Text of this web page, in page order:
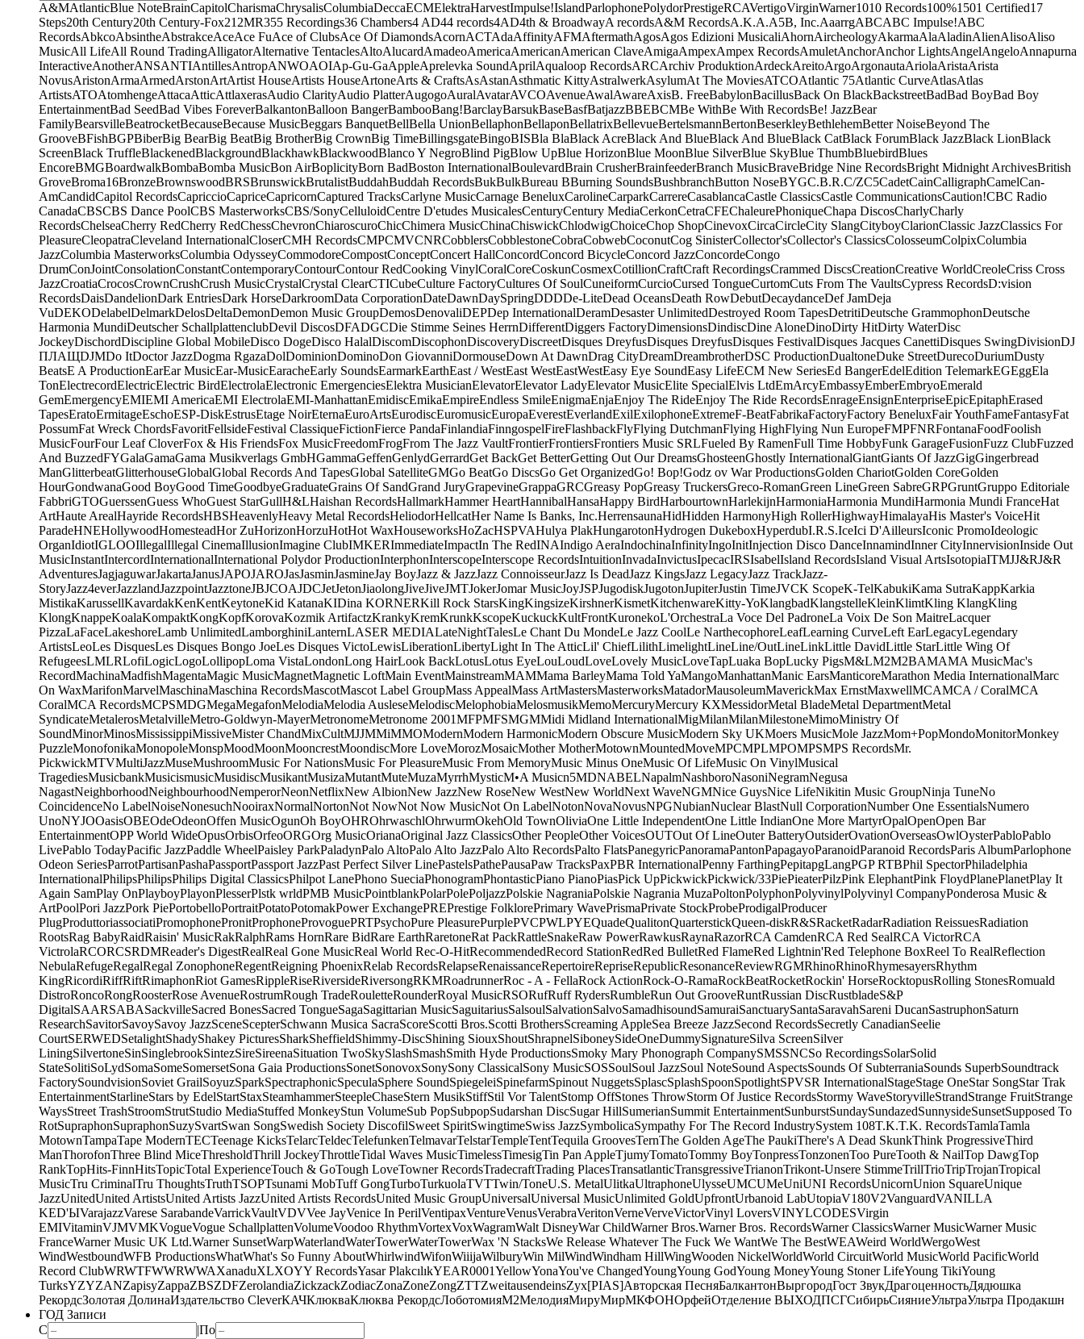
A&MAtlanticBlue NoteBrainCapitolCharismaChrysalisColumbiaDeccaECMElektraHarvestImpulse!IslandParlophonePolydorPrestigeRCAVertigoVirginWarner1010 Records100%1501 Certified17
Steps20th Century20th Century-Fox21 2MR355 Recordings36 Chambers4 AD44 records4AD4th & BroadwayA recordsA&M RecordsA.K.A.A5B, Inc.AaarrgABCABC Impulse!ABC
RecordsAbkcoAbsintheAbstrakceAceAce FuAce of ClubsAce Of DiamondsAcornACTAdaAffinityAFMAftermathAgosAgos Edizioni MusicaliAhornAircheologyAkarmaAlaAladinAlienAlisoAliso
MusicAll LifeAll Round TradingAlligatorAlternative TentaclesAltoAlucardAmadeoAmericaAmericanAmerican ClaveAmigaAmpexAmpex RecordsAmuletAnchorAnchor LightsAngelAngeloAnnapurna
InteractiveAnotherANSANTIAntillesAntropANWOAOIAp-Gu-GaAppleAprelevka SoundAprilAqualoop RecordsARCArchiv ProduktionArdeckAreitoArgoArgonautaAriolaAristaArista
NovusAristonArmaArmedArstonArtArtist HouseArtists HouseArtoneArts & CraftsAsAstanAsthmatic KittyAstralwerkAsylumAt The MoviesATCOAtlantic 75Atlantic CurveAtlasAtlas
ArtistsATOAtomhengeAttacaAtticAttlaxerasAudio ClarityAudio PlatterAugogoAuralAvatarAVCOAvenueAwalAwareAxisB. FreeBabylonBacillusBack On BlackBackstreetBadBad BoyBad Boy
EntertainmentBad SeedBad Vibes ForeverBalkantonBalloon BangerBambooBang!BarclayBarsukBaseBasfBatjazzBBEBCMBe WithBe With RecordsBe! JazzBear
FamilyBearsvilleBeatrocketBecauseBecause MusicBeggars BanquetBellBella UnionBellaphonBellaponBellatrixBellevueBertelsmannBertonBeserkleyBethlehemBetter NoiseBeyond The
GrooveBFishBGPBiberBig BearBig BeatBig BrotherBig CrownBig TimeBillingsgateBingoBISBla BlaBlack AcreBlack And BlueBlack And BlueBlack CatBlack ForumBlack JazzBlack LionBlack
ScreenBlack TruffleBlackenedBlackgroundBlackhawkBlackwoodBlanco Y NegroBlind PigBlow UpBlue HorizonBlue MoonBlue SilverBlue SkyBlue ThumbBluebirdBlues
EncoreBMGBoardwalkBombaBomba MusicBon AirBoplicityBorn BadBoston InternationalBoulevardBrain CrusherBrainfeederBranch MusicBraveBridge Nine RecordsBright Midnight ArchivesBritish
GroveBroma16BronzeBrownswoodBRSBrunswickBrutalistBuddahBuddah RecordsBukBulkBureau BBurning SoundsBushbranchButton NoseBYGC.B.R.C/ZC5CadetCainCalligraphCamelCan-
AmCandidCapitol RecordsCapriccioCapriceCapricornCaptured TracksCarlyne MusicCarnage BeneluxCarolineCarparkCarrereCasablancaCastle ClassicsCastle CommunicationsCaution!CBC Radio
CanadaCBSCBS Dance PoolCBS MasterworksCBS/SonyCelluloidCentre D'etudes MusicalesCenturyCentury MediaCerkonCetraCFEChaleurePhoniqueChapa DiscosCharlyCharly
RecordsChelseaCherry RedCherry RedChessChevronChiaroscuroChicChimera MusicChinaChiswickChlodwigChoiceChop ShopCinevoxCircaCircleCity SlangCityboyClarionClassic JazzClassics For
PleasureCleopatraCleveland InternationalCloserCMH RecordsCMPCMVCNRCobblersCobblestoneCobraCobwebCoconutCog SinisterCollector'sCollector's ClassicsColosseumColpixColumbia
JazzColumbia MasterworksColumbia OdysseyCommodoreCompostConceptConcert HallConcordConcord BicycleConcord JazzConcordeCongo
DrumConJointConsolationConstantContemporaryContourContour RedCooking VinylCoralCoreCoskunCosmexCotillionCraftCraft RecordingsCrammed DiscsCreationCreative WorldCreoleCriss Cross
JazzCroatiaCrocosCrownCrushCrush MusicCrystalCrystal ClearCTICubeCulture FactoryCultures Of SoulCuneiformCurcioCursed TongueCurtomCuts From The VaultsCypress RecordsD:vision
RecordsDaisDandelionDark EntriesDark HorseDarkroomData CorporationDateDawnDaySpringDDDDe-LiteDead OceansDeath RowDebutDecaydanceDef JamDeja
VuDEKODelabelDelmarkDelosDeltaDemonDemon Music GroupDemosDenovaliDEPDep InternationalDeramDesaster UnlimitedDestroyed Room TapesDetritiDeutsche GrammophonDeutsche
Harmonia MundiDeutscher SchallplattenclubDevil DiscosDFADGCDie Stimme Seines HerrnDifferentDiggers FactoryDimensionsDindiscDine AloneDinoDirty HitDirty WaterDisc
JockeyDischordDiscipline Global MobileDisco DogeDisco HalalDiscomDiscophonDiscoveryDiscreetDisques DreyfusDisques DreyfusDisques FestivalDisques Jacques CanettiDisques SwingDivisionDJ
ПЛАЩDJMDo ItDoctor JazzDogma RgazaDolDominionDominoDon GiovanniDormouseDown At DawnDrag CityDreamDreambrotherDSC ProductionDualtoneDuke StreetDurecoDuriumDusty
BeatsE A ProductionEarEar MusicEar-MusicEaracheEarly SoundsEarmarkEarthEast / WestEast WestEastWestEasy Eye SoundEasy LifeECM New SeriesEd BangerEdelEdition TelemarkEGEggEla
TonElectrecordElectricElectric BirdElectrolaElectronic EmergenciesElektra MusicianElevatorElevator LadyElevator MusicElite SpecialElvis LtdEmArcyEmbassyEmberEmbryoEmerald
GemEmergencyEMIEMI AmericaEMI ElectrolaEMI-ManhattanEmidiscEmikaEmpireEndless SmileEnigmaEnjaEnjoy The RideEnjoy The Ride RecordsEnrageEnsignEnterpriseEpicEpitaphErased
TapesEratoErmitageEschoESP-DiskEstrusEtage NoirEternaEuroArtsEurodiscEuromusicEuropaEverestEverlandExilExilophoneExtremeF-BeatFabrikaFactoryFactory BeneluxFair YouthFameFantasyFat
PossumFat Wreck ChordsFavoritFellsideFestival ClassiqueFictionFierce PandaFinlandiaFinngospelFireFlashbackFlyFlying DutchmanFlying HighFlying Nun EuropeFMPFNRFontanaFoodFoolish
MusicFourFour Leaf CloverFox & His FriendsFox MusicFreedomFrogFrom The Jazz VaultFrontierFrontiersFrontiers Music SRLFueled By RamenFull Time HobbyFunk GarageFusionFuzz ClubFuzzed
And BuzzedFYGalaGamaGama Musikverlags GmbHGammaGeffenGenlydGerrardGet BackGet BetterGetting Out Our DreamsGhosteenGhostly InternationalGiantGiants Of JazzGigGingerbread
ManGlitterbeatGlitterhouseGlobalGlobal Records And TapesGlobal SatelliteGMGo BeatGo DiscsGo Get OrganizedGo! Bop!Godz ov War ProductionsGolden ChariotGolden CoreGolden
HourGondwanaGood BoyGood TimeGoodbyeGraduateGrains Of SandGrand JuryGrapevineGrappaGRCGreasy PopGreasy TruckersGreco-RomanGreen LineGreen SabreGRPGruntGruppo Editoriale
FabbriGTOGuerssenGuess WhoGuest StarGullH&LHaishan RecordsHallmarkHammer HeartHannibalHansaHappy BirdHarbourtownHarlekijnHarmoniaHarmonia MundiHarmonia Mundi FranceHat
ArtHaute ArealHayride RecordsHBSHeavenlyHeavy Metal RecordsHeliodorHellcatHer Name Is Banks, Inc.HerrensaunaHidHidden HarmonyHigh RollerHighwayHimalayaHis Master's VoiceHit
ParadeHNEHollywoodHomesteadHor ZuHorizonHorzuHotHot WaxHouseworksHoZacHSPVAHulya PlakHungarotonHydrogen DukeboxHyperdubI.R.S.IceIci D'AilleursIconic PromoIdeologic
OrganIdiotIGLOOIllegalIllegal CinemaIllusionImagine ClubIMKERImmediateImpactIn The RedINAIndigo AeraIndochinaInfinityIngoInitInjection Disco DanceInnamindInner CityInnervisionInside Out
MusicInstantIntercordInternationalInternational Polydor ProductionInterphonInterscopeInterscope RecordsIntuitionInvadaInvictusIpecacIRSIsabelIsland RecordsIsland Visual ArtsIsotopiaITMJJ&RJ&R
AdventuresJagjaguwarJakartaJanusJAPOJAROJasJasminJasmineJay BoyJazz & JazzJazz ConnoisseurJazz Is DeadJazz KingsJazz LegacyJazz TrackJazz-
StoryJazz4everJazzlandJazzpointJazztoneJBJCOAJDCJetJetonJiaolongJiveJiveJMTJokerJomar MusicJoyJSPJugodiskJugotonJupiterJustin TimeJVCK ScopeK-TelKabukiKama SutraKappKarkia
MistikaKarussellKavardakKenKentKeytoneKid KatanaKIDina KORNERKill Rock StarsKingKingsizeKirshnerKismetKitchenwareKitty-YoKlangbadKlangstelleKleinKlimtKling KlangKling
KlongKnappeKoalaKompaktKongKopfKorovaKozmik ArtifactzKrankyKremKrunkKscopeKuckuckKultFrontKuronekoL'OrchestraLa Voce Del PadroneLa Voix De Son MaitreLacquer
PizzaLaFaceLakeshoreLamb UnlimitedLamborghiniLanternLASER MEDIALateNightTalesLe Chant Du MondeLe Jazz CoolLe NarthecophoreLeafLearning CurveLeft EarLegacyLegendary
ArtistsLeoLes DisquesLes Disques Bongo JoeLes Disques VictoLewisLiberationLibertyLight In The AtticLil' ChiefLilithLimelightLineLine/OutLineLinkLittle DavidLittle StarLittle Wing Of
RefugeesLMLRLofiLogicLogoLollipopLoma VistaLondonLong HairLook BackLotusLotus EyeLouLoudLoveLovely MusicLoveTapLuaka BopLucky PigsM&LM2M2BAMAMA MusicMac's
RecordMachinaMadfishMagentaMagic MusicMagnetMagnetic LoftMain EventMainstreamMAMMama BarleyMama Told YaMangoManhattanManic EarsManticoreMarathon Media InternationalMarc
On WaxMarifonMarvelMaschinaMaschina RecordsMascotMascot Label GroupMass AppealMass ArtMastersMasterworksMatadorMausoleumMaverickMax ErnstMaxwellMCAMCA / CoralMCA
CoralMCA RecordsMCPSMDGMegaMegafonMelodiaMelodia AusleseMelodiscMelophobiaMelosmusikMemoMercuryMercury KXMessidorMetal BladeMetal DepartmentMetal
SyndicateMetalerosMetalvilleMetro-Goldwyn-MayerMetronomeMetronome 2001MFPMFSMGMMidi Midland InternationalMigMilanMilanMilestoneMimoMinistry Of
SoundMinorMinosMississippiMissiveMister ChandMixCultMJJMMiMMOModernModern HarmonicModern Obscure MusicModern Sky UKMoers MusicMole JazzMom+PopMondoMonitorMonkey
PuzzleMonofonikaMonopoleMonspMoodMoonMooncrestMoondiscMore LoveMorozMosaicMother MotherMotownMountedMoveMPCMPLMPOMPSMPS RecordsMr.
PickwickMTVMultiJazzMuseMushroomMusic For NationsMusic For PleasureMusic From MemoryMusic Minus OneMusic Of LifeMusic On VinylMusical
TragediesMusicbankMusicismusicMusidiscMusikantMusizaMutantMuteMuzaMyrrhMysticM•A Musicn5MDNABELNapalmNashboroNasoniNegramNegusa
NagastNeighborhoodNeighbourhoodNemperorNeonNetflixNew AlbionNew JazzNew RoseNew WestNew WorldNext WaveNGMNice GuysNice LifeNikitin Music GroupNinja TuneNo
CoincidenceNo LabelNoiseNonesuchNooiraxNormalNortonNot NowNot Now MusicNot On LabelNotonNovaNovusNPGNubianNuclear BlastNull CorporationNumber One EssentialsNumero
UnoNYJOOasisOBEOdeOdeonOffen MusicOgunOh BoyOHROhrwaschlOhrwurmOkehOld TownOliviaOne Little IndependentOne Little IndianOne More MartyrOpalOpenOpen Bar
EntertainmentOPP World WideOpusOrbisOrfeoORGOrg MusicOrianaOriginal Jazz ClassicsOther PeopleOther VoicesOUTOut Of LineOuter BatteryOutsiderOvationOverseasOwlOysterPabloPablo
LivePablo TodayPacific JazzPaddle WheelPaisley ParkPaladynPalo AltoPalo Alto JazzPalo Alto RecordsPalto FlatsPanegyricPanoramaPantonPapagayoParanoidParanoid RecordsParis AlbumParlophone
Odeon SeriesParrotPartisanPashaPassportPassport JazzPast Perfect Silver LinePastelsPathePausaPaw TracksPaxPBR InternationalPenny FarthingPepitapgLangPGP RTBPhil SpectorPhiladelphia
InternationalPhilipsPhilipsPhilips Digital ClassicsPhilpot LanePhono SueciaPhonogramPhontasticPiano PianoPiasPick UpPickwickPickwick/33PiePieaterPilzPink ElephantPink FloydPlanePlanetPlay It
Again SamPlay OnPlayboyPlayonPlesserPlstk wrldPMB MusicPointblankPolarPolePoljazzPolskie NagraniaPolskie Nagrania MuzaPoltonPolyphonPolyvinylPolyvinyl CompanyPonderosa Music &
ArtPoolPori JazzPork PiePortobelloPortraitPotatoPotomakPower ExchangePREPrestige FolklorePrimary WavePrismaPrivate StockProbeProdigalProducer
PlugProduttoriassociatiPromophonePronitProphoneProvoguePRTPsychoPure PleasurePurplePVCPWLPYEQuadeQualitonQuarterstickQueen-diskR&SRacketRadarRadiation ReissuesRadiation
RootsRag BabyRaidRaisin' MusicRakRalphRams HornRare BidRare EarthRaretoneRat PackRattleSnakeRaw PowerRawkusRaynaRazorRCA CamdenRCA Red SealRCA VictorRCA
VictrolaRCORCSRDMReader's DigestRealReal Gone MusicReal World Rec-O-HitRecommendedRecord StationRedRed BulletRed FlameRed Lightnin'Red Telephone BoxReel To RealReflection
NebulaRefugeRegalRegal ZonophoneRegentReigning PhoenixRelab RecordsRelapseRenaissanceRepertoireRepriseRepublicResonanceReviewRGMRhinoRhinoRhymesayersRhythm
KingRicordiRiffRiftRimaphonRiot GamesRippleRiseRiversideRiversongRKMRoadrunnerRoc - A - FellaRock ActionRock-O-RamaRockBeatRocketRockin' HorseRocktopusRolling StonesRomuald
DistroRoncoRongRoosterRose AvenueRostrumRough TradeRouletteRounderRoyal MusicRSORufRuff RydersRumbleRun Out GrooveRuntRussian DiscRustbladeS&P
DigitalSAARSABASackvilleSacred BonesSacred TongueSagaSagittarian MusicSaguitariusSalsoulSalvationSalvoSamadhisoundSamuraiSanctuarySantaSaravahSareni DucanSastruphonSaturn
ResearchSavitorSavoySavoy JazzSceneScepterSchwann Musica SacraScoreScotti Bros.Scotti BrothersScreaming AppleSea Breeze JazzSecond RecordsSecretly CanadianSeelie
CourtSERWEDSetalightShadyShakey PicturesSharkSheffieldShimmy-DiscShining SiouxShoutShrapnelSiboneySideOneDummySignatureSilva ScreenSilver
LiningSilvertoneSinSinglebrookSintezSireSireenaSituation TwoSkySlashSmashSmith Hyde ProductionsSmoky Mary Phonograph CompanySMSSNCSo RecordingsSolarSolid
StateSolitiSoLydSomaSomeSomersetSona Gaia ProductionsSonetSonovoxSonySony ClassicalSony MusicSOSSoulSoul JazzSoul NoteSound AspectsSounds Of SubterraniaSounds SuperbSoundtrack
FactorySoundvisionSoviet GrailSoyuzSparkSpectraphonicSpeculaSphere SoundSpiegeleiSpinefarmSpinout NuggetsSplascSplashSpoonSpotlightSPVSR InternationalStageStage OneStar SongStar Trak
EntertainmentStarlineStars by EdelStartStaxSteamhammerSteepleChaseStern MusikStiffStil Vor TalentStomp OffStones ThrowStorm Of Justice RecordsStormy WaveStoryvilleStrandStrange FruitStrange
WaysStreet TrashStroomStrutStudio MediaStuffed MonkeyStun VolumeSub PopSubpopSudarshan DiscSugar HillSumerianSummit EntertainmentSunburstSundaySundazedSunnysideSunsetSupposed To
RotSupraphonSupraphonSuzySvartSwan SongSwedish Society DiscofilSweet SpiritSwingtimeSwiss JazzSymbolicaSympathy For The Record IndustrySystem 108T.K.T.K. RecordsTamlaTamla
MotownTampaTape ModernTECTeenage KicksTelarcTeldecTelefunkenTelmavarTelstarTempleTentTequila GroovesTernThe Golden AgeThe PaukiThere's A Dead SkunkThink ProgressiveThird
ManThorofonThree Blind MiceThresholdThrill JockeyThrottleTidal Waves MusicTimelessTimesigTin Pan AppleTjumyTomatoTommy BoyTonpressTonzonenToo PureTooth & NailTop DawgTop
RankTopHits-FinnHitsTopicTotal ExperienceTouch & GoTough LoveTowner RecordsTradecraftTrading PlacesTransatlanticTransgressiveTrianonTrikont-Unsere StimmeTrillTrioTripTrojanTropical
MusicTru CriminalTru ThoughtsTruthTSOPTsunami MobTuff GongTurboTurkuolaTVTTwin/ToneU.S. MetalUlitkaUltraphoneUlysseUMCUMeUniUNI RecordsUnicornUnion SquareUnique
JazzUnitedUnited ArtistsUnited Artists JazzUnited Artists RecordsUnited Music GroupUniversalUniversal MusicUnlimited GoldUpfrontUrbanoid LabUtopiaV180V2VanguardVANILLA
KED'ЫVarajazzVarese SarabandeVarrickVaultVDVVee JayVenice In PerilVentipaxVentureVenusVerabraVeritonVerneVerveVictorVinyl LoversVINYLCODESVirgin
EMIVitaminVJMVMKVogueVogue SchallplattenVolumeVoodoo RhythmVortexVoxWagramWalt DisneyWar ChildWarner Bros.Warner Bros. RecordsWarner ClassicsWarner MusicWarner Music
FranceWarner Music UK Ltd.Warner SunsetWarpWaterlandWaterTowerWaterTowerWax 'N StacksWe Release Whatever The Fuck We WantWe The BestWEAWeird WorldWergoWest
WindWestboundWFB ProductionsWhatWhat's So Funny AboutWhirlwindWifonWiiijaWilburyWin MilWindWindham HillWingWooden NickelWorldWorld CircuitWorld MusicWorld PacificWorld
Record ClubWRWTFWWRWWAXanaduXLXOYY RecordsYasar PlakcılıkYEAR0001YellowYonaYou've ChangedYoungYoung GodYoung MoneyYoung Stoner LifeYoung TikiYoung
TurksYZYZANZapisyZappaZBSZDFZerolandiaZickzackZodiacZonaZoneZongZTTZweitausendeinsZyx[PIAS]Авторская ПесняБалкантонВыргородГост ЗвукДрагоценностьДядюшка
РекордсЗолотая ДолинаИздательство CleverКАЧКлюкваКлюква РекордсЛоботомияМ2МелодияМируМирМКФОНОрфейОтделение ВЫХОДПСГСибирьСияниеУльтраУльтра Продакшн
ГОД Записи
С
|По